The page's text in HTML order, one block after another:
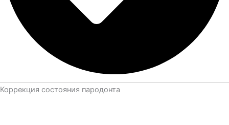
Коррекция состояния пародонта